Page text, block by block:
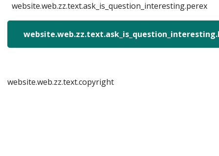
website.web.zz.text.ask_is_question_interesting.perex
website.web.zz.text.copyright